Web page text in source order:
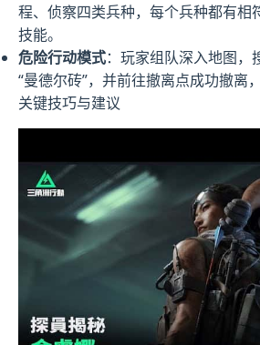
程、侦察四类兵种，每个兵种都有相
技能。
危险行动模式：玩家组队深入地图，
“曼德尔砖”，并前往撤离点成功撤离
关键技巧与建议